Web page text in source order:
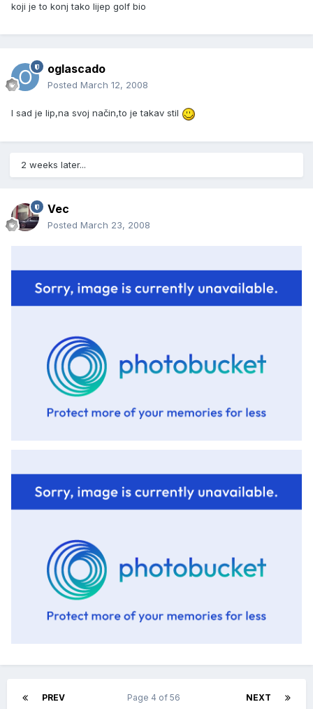
koji je to konj tako lijep golf bio
oglascado
Posted March 12, 2008
I sad je lip,na svoj način,to je takav stil
2 weeks later...
Vec
Posted March 23, 2008
PREV NEXT
Page 4 of 56